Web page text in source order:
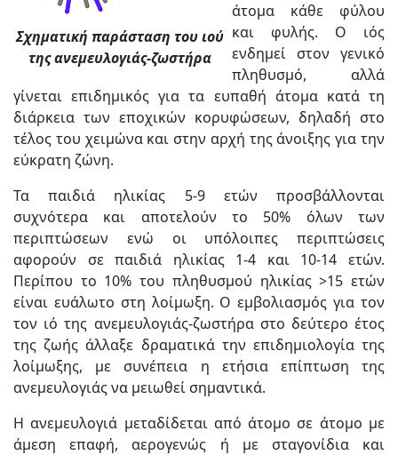
Σχηματική παράσταση του ιού
της ανεμευλογιάς-ζωστήρα
άτομα κάθε φύλου
και φυλής. Ο ιός
ενδημεί στον γενικό
πληθυσμό, αλλά
γίνεται επιδημικός για τα ευπαθή άτομα κατά τη
διάρκεια των εποχικών κορυ­φώσεων, δηλαδή στο
τέλος του χειμώνα και στην αρχή της άνοιξης για την
εύκρατη ζώνη.
Τα παιδιά ηλικίας 5-9 ετών προσβάλλονται
συχνότερα και αποτελούν το 50% όλων των
περιπτώσεων ενώ οι υπόλοιπες περιπτώσεις
αφορούν σε παιδιά ηλικίας 1-4 και 10-14 ετών.
Περίπου το 10% του πληθυσμού ηλικίας >15 ετών
είναι ευάλωτο στη λοίμωξη. Ο εμβολιασμός για τον
τον ιό της ανεμευλογιάς-ζωστήρα στο δεύτερο έτος
της ζωής άλλαξε δραματικά την επιδημιολογία της
λοίμωξης, με συνέπεια η ετήσια επίπτωση της
ανεμευλογιάς να μειωθεί σημαντικά.
Η ανεμευλογιά μεταδίδεται από άτομο σε άτομο με
άμεση επαφή, αερογενώς ή με σταγονίδια και